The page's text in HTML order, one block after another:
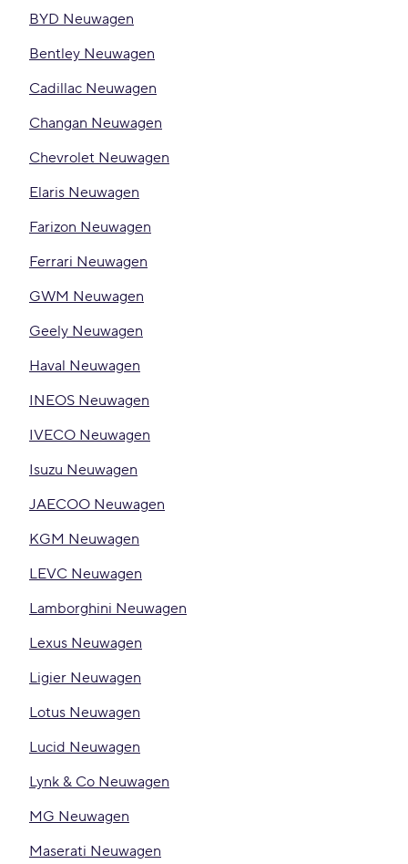
BYD Neuwagen
Bentley Neuwagen
Cadillac Neuwagen
Changan Neuwagen
Chevrolet Neuwagen
Elaris Neuwagen
Farizon Neuwagen
Ferrari Neuwagen
GWM Neuwagen
Geely Neuwagen
Haval Neuwagen
INEOS Neuwagen
IVECO Neuwagen
Isuzu Neuwagen
JAECOO Neuwagen
KGM Neuwagen
LEVC Neuwagen
Lamborghini Neuwagen
Lexus Neuwagen
Ligier Neuwagen
Lotus Neuwagen
Lucid Neuwagen
Lynk & Co Neuwagen
MG Neuwagen
Maserati Neuwagen